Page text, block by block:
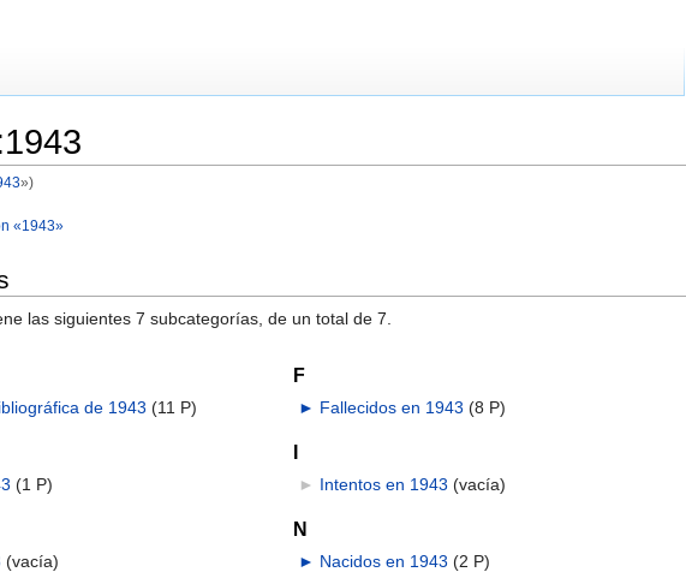
»)
«1943»
las siguientes 7 subcategorías, de un total de 7.
de 1943 (11 P)
(1 P)
(vacía)
F
► Fallecidos en 1943 (8 P)
I
► Intentos en 1943 (vacía)
N
► Nacidos en 1943 (2 P)